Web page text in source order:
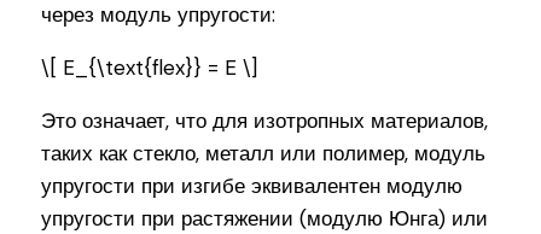
через модуль упругости:
\[ E_{\text{flex}} = E \]
Это означает, что для изотропных материалов,
таких как стекло, металл или полимер, модуль
упругости при изгибе эквивалентен модулю
упругости при растяжении (модулю Юнга) или